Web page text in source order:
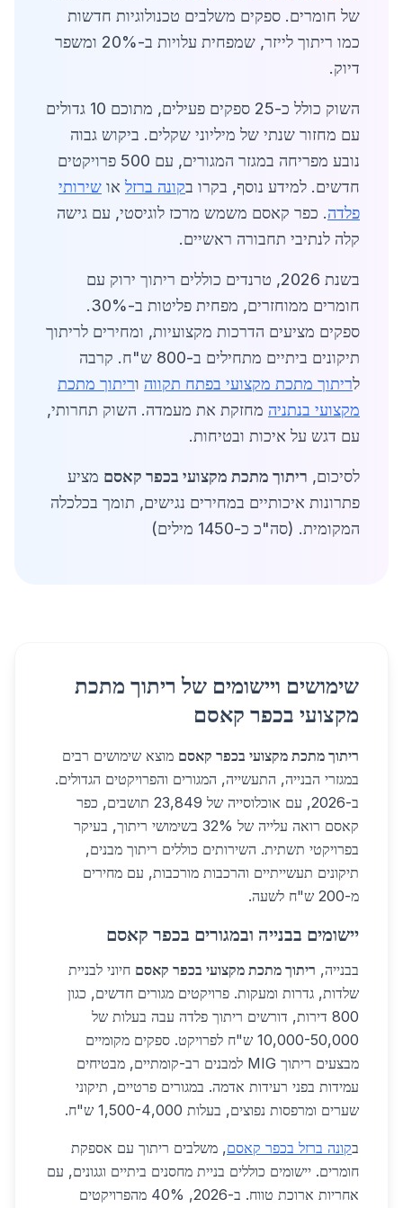
של חומרים. ספקים משלבים טכנולוגיות חדשות
כמו ריתוך לייזר, שמפחית עלויות ב-20% ומשפר
דיוק.
השוק כולל כ-25 ספקים פעילים, מתוכם 10 גדולים
עם מחזור שנתי של מיליוני שקלים. ביקוש גבוה
נובע מפריחה במגזר המגורים, עם 500 פרויקטים
חדשים. למידע נוסף, בקרו בקונה ברזל או שירותי
פלדה. כפר קאסם משמש מרכז לוגיסטי, עם גישה
קלה לנתיבי תחבורה ראשיים.
בשנת 2026, טרנדים כוללים ריתוך ירוק עם
חומרים ממוחזרים, מפחית פליטות ב-30%.
ספקים מציעים הדרכות מקצועיות, ומחירים לריתוך
תיקונים ביתיים מתחילים ב-800 ש"ח. קרבה
לריתוך מתכת מקצועי בפתח תקווה וריתוך מתכת
מקצועי בנתניה מחזקת את מעמדה. השוק תחרותי,
עם דגש על איכות ובטיחות.
לסיכום, ריתוך מתכת מקצועי בכפר קאסם מציע
פתרונות איכותיים במחירים נגישים, תומך בכלכלה
המקומית. (סה"כ כ-1450 מילים)
שימושים ויישומים של ריתוך מתכת
מקצועי בכפר קאסם
ריתוך מתכת מקצועי בכפר קאסם מוצא שימושים רבים
במגזרי הבנייה, התעשייה, המגורים והפרויקטים הגדולים.
ב-2026, עם אוכלוסייה של 23,849 תושבים, כפר
קאסם רואה עלייה של 32% בשימושי ריתוך, בעיקר
בפרויקטי תשתית. השירותים כוללים ריתוך מבנים,
תיקונים תעשייתיים והרכבות מורכבות, עם מחירים
מ-200 ש"ח לשעה.
יישומים בבנייה ובמגורים בכפר קאסם
בבנייה, ריתוך מתכת מקצועי בכפר קאסם חיוני לבניית
שלדות, גדרות ומעקות. פרויקטים מגורים חדשים, כגון
800 דירות, דורשים ריתוך פלדה עבה בעלות של
10,000-50,000 ש"ח לפרויקט. ספקים מקומיים
מבצעים ריתוך MIG למבנים רב-קומתיים, מבטיחים
עמידות בפני רעידות אדמה. במגורים פרטיים, תיקוני
שערים ומרפסות נפוצים, בעלות 1,500-4,000 ש"ח.
בקונה ברזל בכפר קאסם, משלבים ריתוך עם אספקת
חומרים. יישומים כוללים בניית מחסנים ביתיים וגגונים, עם
אחריות ארוכת טווח. ב-2026, 40% מהפרויקטים